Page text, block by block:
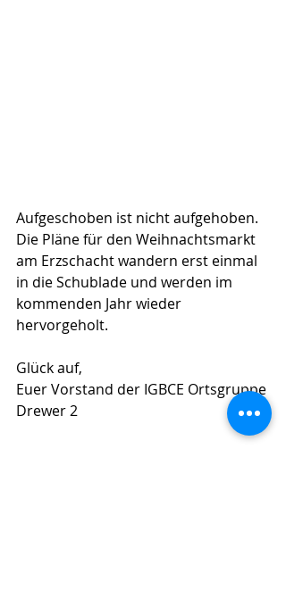
Aufgeschoben ist nicht aufgehoben.
Die Pläne für den Weihnachtsmarkt
am Erzschacht wandern erst einmal
in die Schublade und werden im
kommenden Jahr wieder
hervorgeholt.
Glück auf,
Euer Vorstand der IGBCE Ortsgruppe
Drewer 2